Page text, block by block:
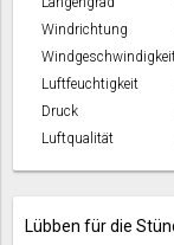
Windrichtung
Luftfeuchtigkeit
Druck
Luftqualität
Lübben für die